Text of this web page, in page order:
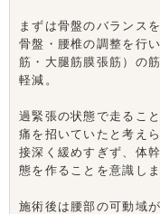
まずは骨盤のバランス
骨盤・腰椎の調整を行
筋・大腿筋膜張筋）の
軽減。
過緊張の状態で走るこ
痛を招いていたと考え
接深く緩めすぎず、体
態を作ることを意識しま
施術後は腰部の可動域